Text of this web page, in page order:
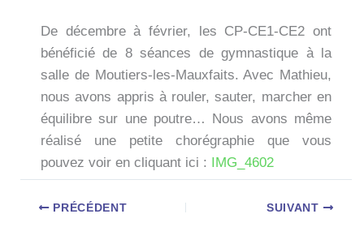
De décembre à février, les CP-CE1-CE2 ont
bénéficié de 8 séances de gymnastique à la
salle de Moutiers-les-Mauxfaits. Avec Mathieu,
nous avons appris à rouler, sauter, marcher en
équilibre sur une poutre… Nous avons même
réalisé une petite chorégraphie que vous
pouvez voir en cliquant ici :
IMG_4602
PRÉCÉDENT SUIVANT